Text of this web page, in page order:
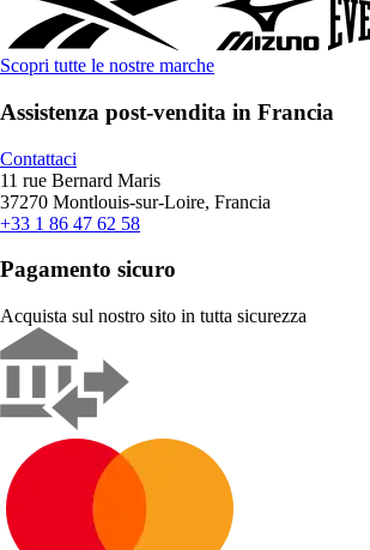
Scopri tutte le nostre marche
Assistenza post-vendita in Francia
Contattaci
11 rue Bernard Maris
37270 Montlouis-sur-Loire, Francia
+33 1 86 47 62 58
Pagamento sicuro
Acquista sul nostro sito in tutta sicurezza